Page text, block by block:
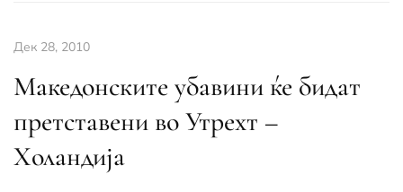
Дек 28, 2010
Македонските убавини ќе бидат
претстaвени во Утрехт –
Холандија